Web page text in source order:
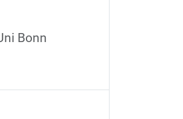
Bonn